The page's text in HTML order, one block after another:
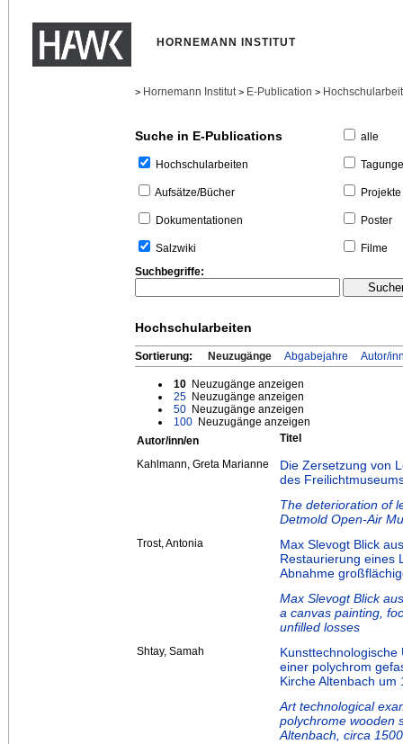
HORNEMANN INSTITUT
> Hornemann Institut > E-Publication >
Suche in E-Publications
Hochschularbeiten
Aufsätze/Bücher
Dokumentationen
Salzwiki
alle
Projekte
Poster
Filme
Suchbegriffe:
Hochschularbeiten
Sortierung: Neuzugänge Abgabejahre Autor/
10 Neuzugänge anzeigen
25 Neuzugänge anzeigen
50 Neuzugänge anzeigen
100 Neuzugänge anzeigen
Autor/inn/en
Titel
Kahlmann, Greta Marianne
Die Zersetzung von
des
The deterioration of
Detmold Open-Air
Trost, Antonia
Max Slevogt Blick
Restaurierung eines
Abnahme
Max Slevogt Blick
a canvas painting,
unfilled losses
Shtay, Samah
einer polychrom
Kirche Altenbach um
Art technological
polychrome wooden
Altenbach, circa